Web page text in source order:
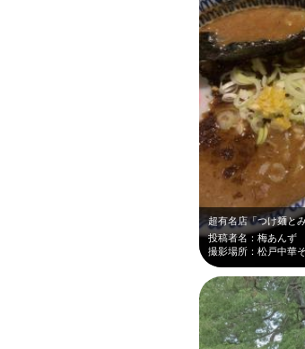
投稿者名：梅あんず
撮影場所：松戸中華